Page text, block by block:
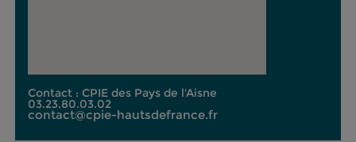
Contact : CPIE des Pays de l'Aisne
03.23.80.03.02
contact@cpie-hautsdefrance.fr